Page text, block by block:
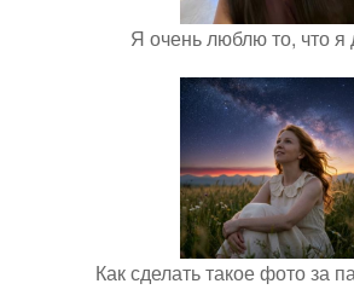
Я очень люблю то, что я
Как сделать такое фото за